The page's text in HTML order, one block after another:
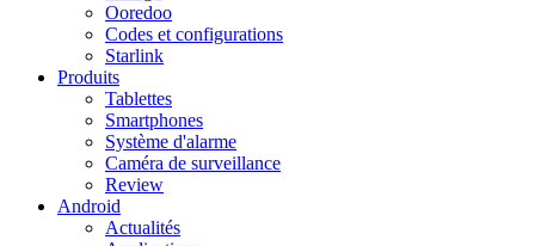
Ooredoo
Codes et configurations
Starlink
Produits
Tablettes
Smartphones
Système d'alarme
Caméra de surveillance
Review
Android
Actualités